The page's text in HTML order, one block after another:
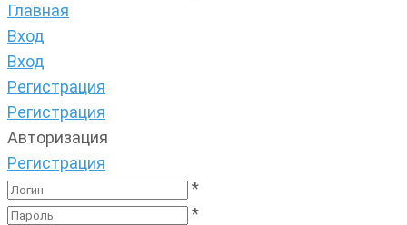
Главная
Вход
Вход
Регистрация
Регистрация
Авторизация
Регистрация
*
*